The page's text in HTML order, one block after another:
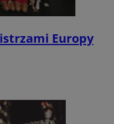
Europy